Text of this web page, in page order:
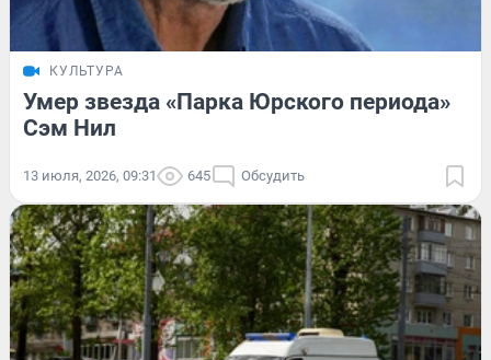
КУЛЬТУРА
Умер звезда «Парка Юрского периода»
Сэм Нил
13 июля, 2026, 09:31 645 Обсудить